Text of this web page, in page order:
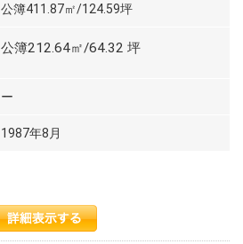
公簿411.87㎡/124.59坪
公簿212.64㎡/64.32 坪
ー
1987年8月